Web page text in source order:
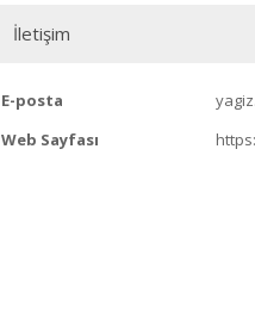
İletişim
E-posta
Web Sayfası